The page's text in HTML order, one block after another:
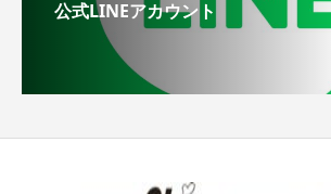
公式LINEアカウント